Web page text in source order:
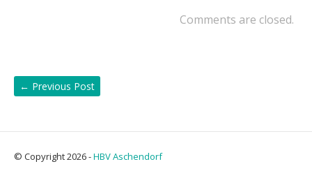
Comments are closed.
← Previous Post
© Copyright 2026 -HBV Aschendorf